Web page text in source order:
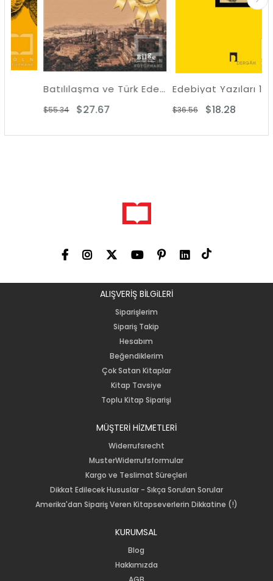
Batılılaşma ve Türk Edebiyatı
$27.67
$55.34
Edebiyat Yazıları 1
$18.28
$36.56
ALIŞVERİŞ BİLGiLERİ
Siparişlerim
Sipariş Takip
Hesabım
Beğendiklerim
Çok Satan Kitaplar
Kitap Tavsiye
Toplu Kitap Siparişi
MÜŞTERİ HİZMETLERİ
Widerrufsrecht
MusterWiderrufsformular
Kargo ve Teslimat Süreçleri
Dikkat Edilecek Hususlar - Sıkça Sorulan Sorular
Amerika'dan Sipariş Veren Kitapseverlerin Dikkatine (!)
KURUMSAL
Blog
Hakkımızda